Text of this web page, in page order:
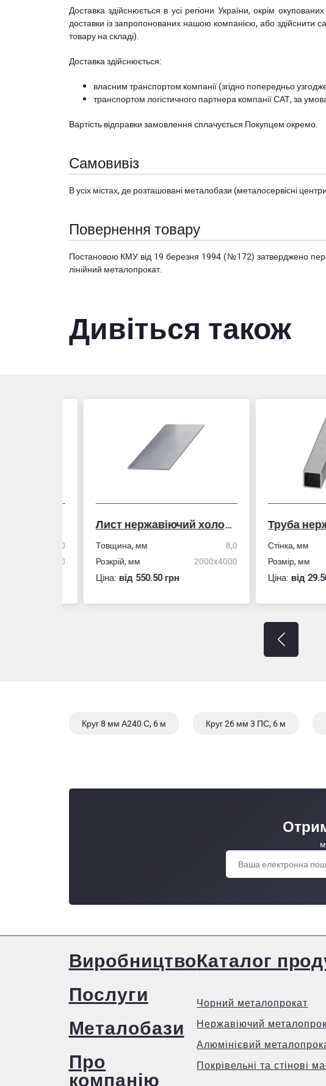
Доставка здійснюється в усі регіони України, окрім
доставки із запропонованих нашою компанією, або здійснити
товару на складі).
Доставка здійснюється:
власним транспортом компанії (згідно попередньо
транспортом логістичного партнера компанії САТ, за
Вартість відправки замовлення сплачується Покупцем окремо.
Самовивіз
В усіх містах, де розташовані металобази (металосервісні
Повернення товару
Постановою КМУ від 19 березня 1994 (№172) затверджено
лінійний металопрокат.
Дивіться також
Лист нержавіючий холоднокатаний
Товщина, мм
Розкрій, мм
2000x4000
Ціна:вiд 550.50 грн
Стінка, мм
Розмір, мм
Ціна:вiд 29.50
Круг 8 мм А240 С, 6 м Круг 26 мм 3 ПС, 6 м
Виробництво
Послуги
Металобази
Про
компанію
Каталог
Чорний металопрокат
Нержавіючий
Алюмінієвий
Покрівельні та стінові